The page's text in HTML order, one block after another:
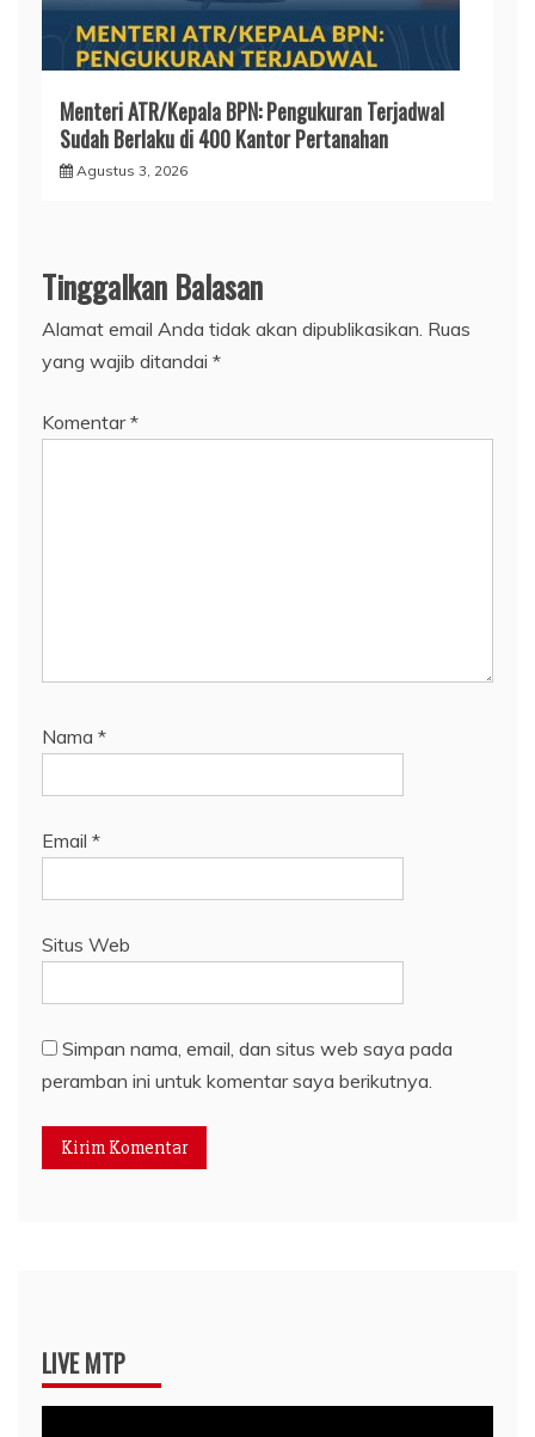
Menteri ATR/Kepala BPN: Pengukuran Terjadwal
Sudah Berlaku di 400 Kantor Pertanahan
Agustus 3, 2026
Tinggalkan Balasan
Alamat email Anda tidak akan dipublikasikan. Ruas
yang wajib ditandai *
Komentar*
Nama *
Email *
Situs Web
Simpan nama, email, dan situs web saya pada
peramban ini untuk komentar saya berikutnya.
LIVE MTP